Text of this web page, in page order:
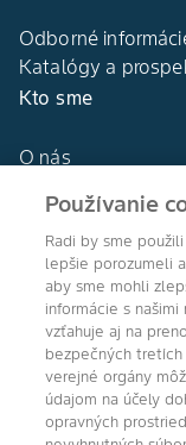
Odborné
Katalógy a
Kto sme
O nás
DEKALB®
Naše hodnoty
Agro
Používanie
Radi by sme
lepšie porozumeli
aby sme mohli
informácie s
vzťahuje aj na
bezpečných tretích
verejné orgány
údajom na účely
opravných